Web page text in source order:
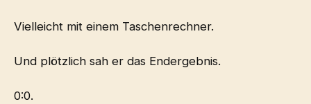
Vielleicht mit einem Taschenrechner.
Und plötzlich sah er das Endergebnis.
0:0.